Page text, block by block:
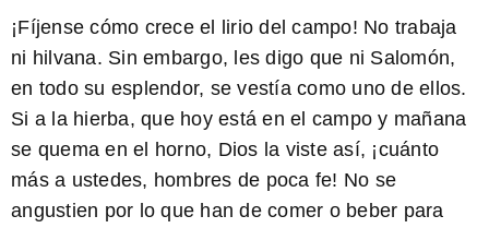
¡Fíjense cómo crece el lirio del campo! No trabaja
ni hilvana. Sin embargo, les digo que ni Salomón,
en todo su esplendor, se vestía como uno de ellos.
Si a la hierba, que hoy está en el campo y mañana
se quema en el horno, Dios la viste así, ¡cuánto
más a ustedes, hombres de poca fe! No se
angustien por lo que han de comer o beber para